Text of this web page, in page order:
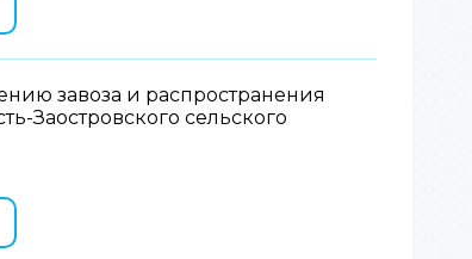
завоза и распространения
Заостровского сельского